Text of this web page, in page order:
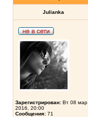
Julianka
Зарегистрирован: Вт 08 мар
2016, 20:00
Сообщения: 71